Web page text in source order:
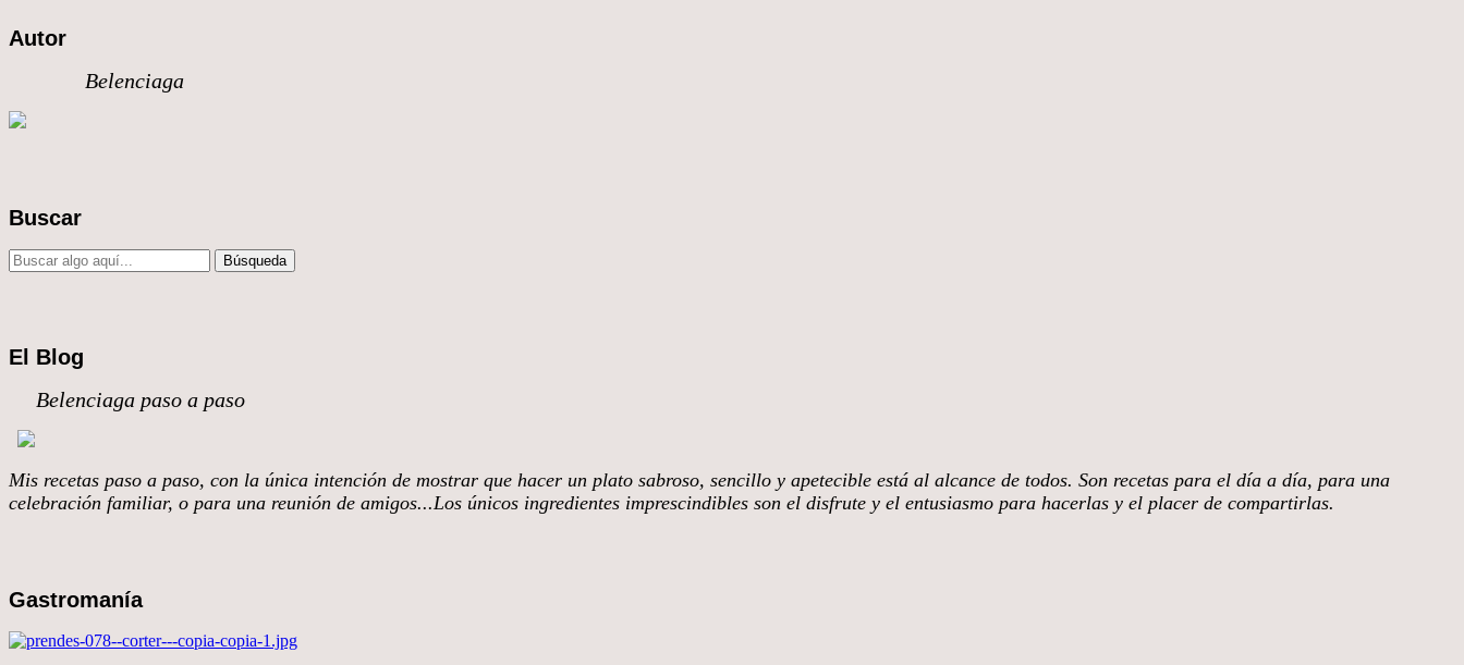
Autor
Belenciaga
Buscar
El Blog
Belenciaga paso a paso
Mis recetas paso a paso, con la única intención de mostrar que hacer un plato sabroso, sencillo y apetecible está al alcance de todos. Son recetas para el día a día, para una
celebración familiar, o para una reunión de amigos...Los únicos ingredientes imprescindibles son el disfrute y el entusiasmo para hacerlas y el placer de compartirlas.
Gastromanía